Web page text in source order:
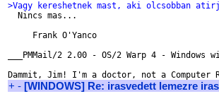
>Vagy kereshetnek mast, aki olcsobban
Nincs mas...
     Frank O'Yanco
___PMMail/2 2.00 - OS/2 Warp 4 -
+ - [WINDOWS] Re: irasvedett lemezre iras